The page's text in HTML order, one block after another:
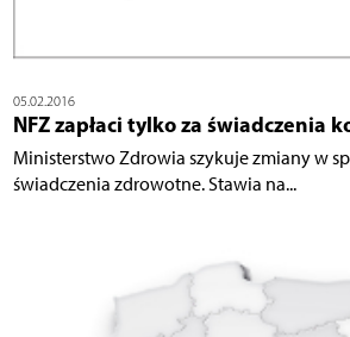
05.02.2016
NFZ zapłaci tylko za świadczenia
Ministerstwo Zdrowia szykuje zmiany w
świadczenia zdrowotne. Stawia na...